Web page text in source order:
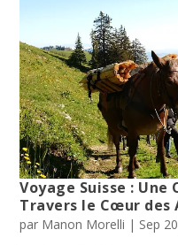
Voyage Suisse : Une
Travers le Cœur des
par Manon Morelli | Sep